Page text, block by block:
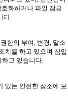
화하거나 파일 잠금
다.
한의 부여, 변경, 말소
치를 하고 있으며 침입
고 있습니다.
있는 안전한 장소에 보